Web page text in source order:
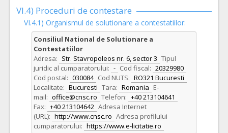
VI.4) Proceduri de contestare
VI.4.1) Organismul de solutionare a contestatiilor:
Consiliul National de Solutionare a
Contestatiilor
Adresa: Str. Stavropoleos nr. 6, sector 3 Tipul
juridic al cumparatorului: - Cod fiscal: 20329980
Cod postal: 030084 Cod NUTS: RO321 Bucuresti
Localitate: Bucuresti Tara: Romania E-
mail: office@cnsc.ro Telefon: +40 213104641
Fax: +40 213104642 Adresa Internet
(URL): http://www.cnsc.ro Adresa profilului
cumparatorului: https://www.e-licitatie.ro